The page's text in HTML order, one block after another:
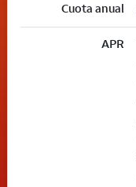
Cuota anual
APR